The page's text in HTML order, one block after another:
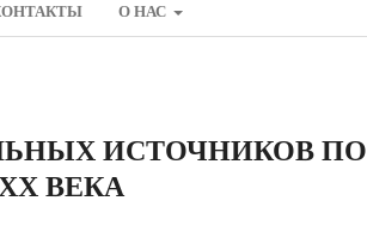
О НАС
ИСТОЧНИКОВ ПО
ВЕКА